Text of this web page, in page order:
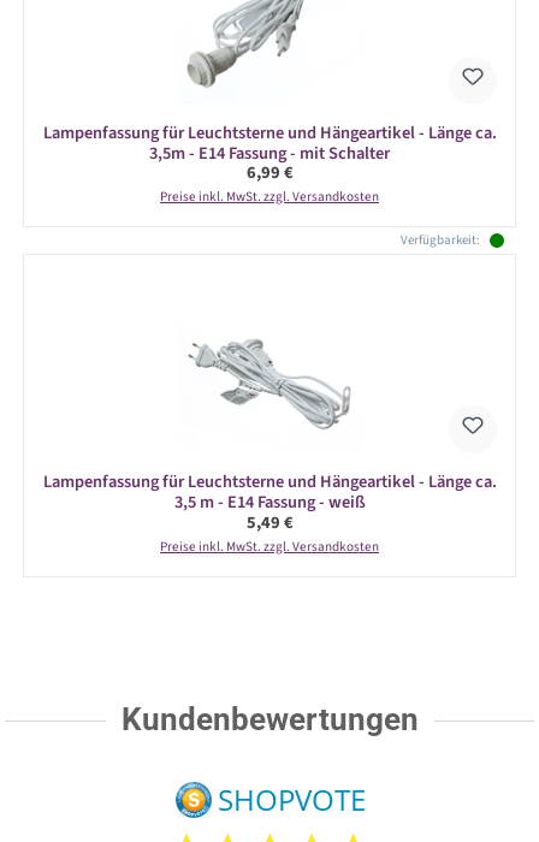
Lampenfassung für Leuchtsterne und Hängeartikel - Länge ca.
3,5m - E14 Fassung - mit Schalter
Regulärer Preis:
6,99 €
Preise inkl. MwSt. zzgl. Versandkosten
Verfügbarkeit:
Lampenfassung für Leuchtsterne und Hängeartikel - Länge ca.
3,5 m - E14 Fassung - weiß
Regulärer Preis:
5,49 €
Preise inkl. MwSt. zzgl. Versandkosten
Kundenbewertungen